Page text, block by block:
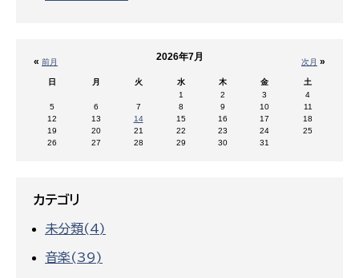
« 前月 次月 »
2026年7月
日 月 火 水 木 金
土
1
2 3
4
5
6 7 8 9 10
11
12
13 14 15 16 17
18
19
20 21 22 23 24
25
26
27 28 29 30 31
カテゴリ
未分類(4)
音楽(39)